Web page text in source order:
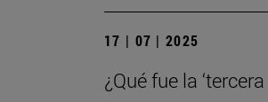
17 | 07 | 2025
¿Qué fue la ‘tercera